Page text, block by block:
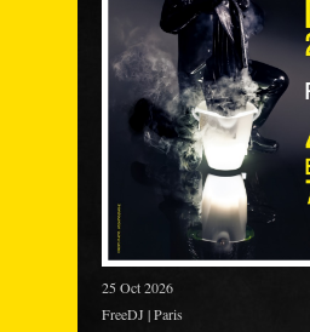
25 Oct 2026
FreeDJ | Paris